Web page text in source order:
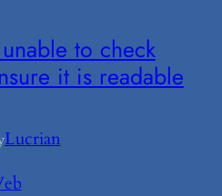
to check
it is readable
Lucrian